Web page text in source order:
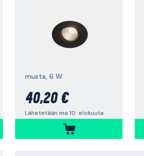
musta, 6 W
40,20 €
Lähetetään ma 10. elokuuta